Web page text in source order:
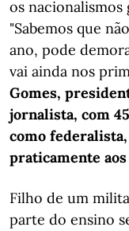
os nacionalismos
"Sabemos que
ano, pode
vai ainda nos
Gomes,
jornalista, com
como
praticamente aos
Filho de um
parte do ensino